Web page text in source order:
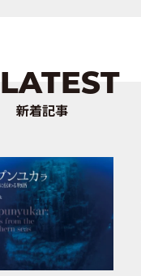
LATEST
新着記事